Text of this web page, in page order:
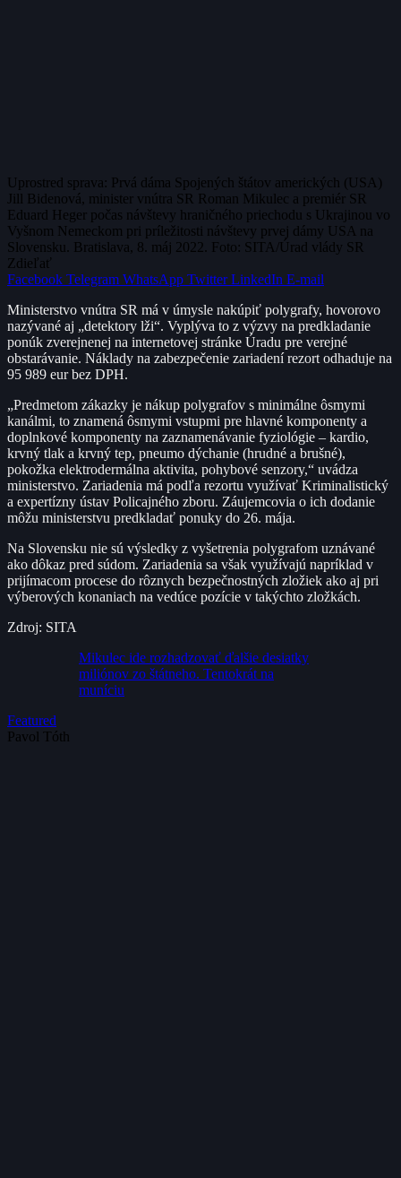
Uprostred sprava: Prvá dáma Spojených štátov amerických (USA)
Jill Bidenová, minister vnútra SR Roman Mikulec a premiér SR
Eduard Heger počas návštevy hraničného priechodu s Ukrajinou vo
Vyšnom Nemeckom pri príležitosti návštevy prvej dámy USA na
Slovensku. Bratislava, 8. máj 2022. Foto: SITA/Úrad vlády SR
Zdieľať
Facebook Telegram WhatsApp Twitter LinkedIn E-mail
Ministerstvo vnútra SR má v úmysle nakúpiť polygrafy, hovorovo
nazývané aj „detektory lži“. Vyplýva to z výzvy na predkladanie
ponúk zverejnenej na internetovej stránke Úradu pre verejné
obstarávanie. Náklady na zabezpečenie zariadení rezort odhaduje na
95 989 eur bez DPH.
„Predmetom zákazky je nákup polygrafov s minimálne ôsmymi
kanálmi, to znamená ôsmymi vstupmi pre hlavné komponenty a
doplnkové komponenty na zaznamenávanie fyziológie – kardio,
krvný tlak a krvný tep, pneumo dýchanie (hrudné a brušné),
pokožka elektrodermálna aktivita, pohybové senzory,“ uvádza
ministerstvo. Zariadenia má podľa rezortu využívať Kriminalistický
a expertízny ústav Policajného zboru. Záujemcovia o ich dodanie
môžu ministerstvu predkladať ponuky do 26. mája.
Na Slovensku nie sú výsledky z vyšetrenia polygrafom uznávané
ako dôkaz pred súdom. Zariadenia sa však využívajú napríklad v
prijímacom procese do rôznych bezpečnostných zložiek ako aj pri
výberových konaniach na vedúce pozície v takýchto zložkách.
Zdroj: SITA
Mikulec ide rozhadzovať ďalšie desiatky
miliónov zo štátneho. Tentokrát na
muníciu
Featured
Pavol Tóth